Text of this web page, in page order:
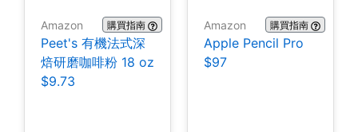
Amazon 購買指南
Peet's 有機法式深
焙研磨咖啡粉 18 oz
$9.73
Amazon 購買指南
Apple Pencil Pro
$97